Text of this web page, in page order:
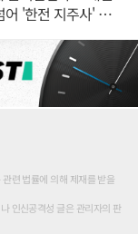
'한전 지주사' 재편
련 법률에 의해 제재를 받을
인신공격성 글은 관리자의 판